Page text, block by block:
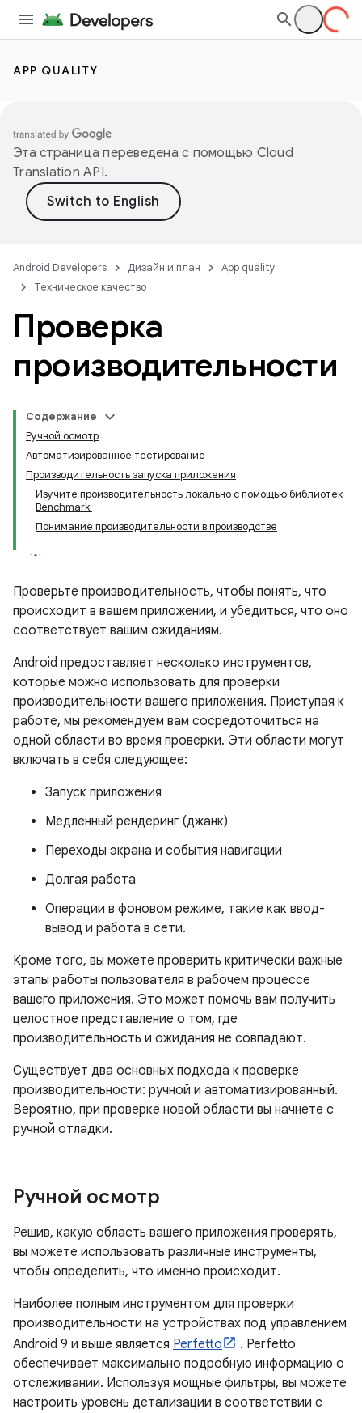
APP QUALITY
Эта страница переведена с помощью Cloud
Translation API.
Android Developers Дизайн и план
App quality
Техническое качество
Проверка
производительности
Содержание
Ручной осмотр
Автоматизированное тестирование
Производительность запуска приложения
Изучите производительность локально с помощью библиотек
Benchmark.
Понимание производительности в производстве
Проверьте производительность, чтобы понять, что
происходит в вашем приложении, и убедиться, что оно
соответствует вашим ожиданиям.
Android предоставляет несколько инструментов,
которые можно использовать для проверки
производительности вашего приложения. Приступая к
работе, мы рекомендуем вам сосредоточиться на
одной области во время проверки. Эти области могут
включать в себя следующее:
Запуск приложения
Медленный рендеринг (джанк)
Переходы экрана и события навигации
Долгая работа
Операции в фоновом режиме, такие как ввод-
вывод и работа в сети.
Кроме того, вы можете проверить критически важные
этапы работы пользователя в рабочем процессе
вашего приложения. Это может помочь вам получить
целостное представление о том, где
производительность и ожидания не совпадают.
Существует два основных подхода к проверке
производительности: ручной и автоматизированный.
Вероятно, при проверке новой области вы начнете с
ручной отладки.
Ручной осмотр
Решив, какую область вашего приложения проверять,
вы можете использовать различные инструменты,
чтобы определить, что именно происходит.
Наиболее полным инструментом для проверки
производительности на устройствах под управлением
Android 9 и выше является Perfetto
. Perfetto
обеспечивает максимально подробную информацию о
отслеживании. Используя мощные фильтры, вы можете
настроить уровень детализации в соответствии с